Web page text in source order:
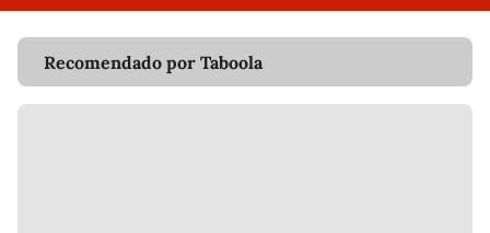
Recomendado por Taboola